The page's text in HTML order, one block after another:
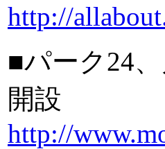
http://
■パーク24
開設
http://